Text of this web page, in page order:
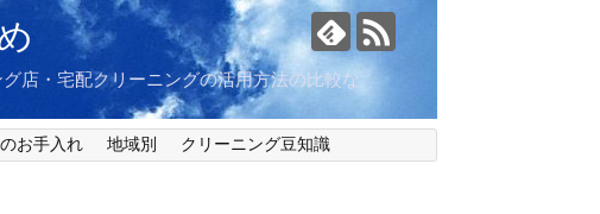
店・宅配クリーニングの活用方法の比較な
お手入れ 地域別 クリーニング豆知識